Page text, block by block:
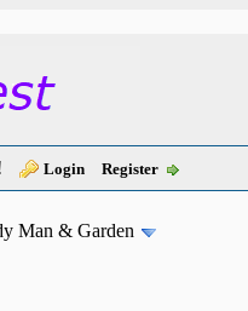
Login Register
Man & Garden